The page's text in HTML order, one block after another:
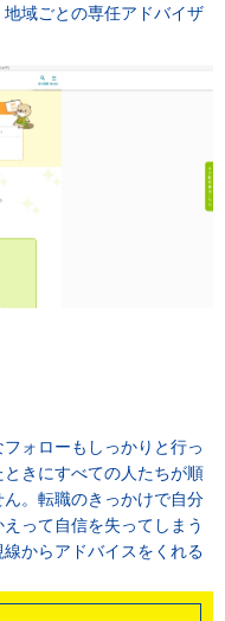
域ごとの専任アドバイザ
ォローもしっかりと行っ
きにすべての人たちが順
。転職のきっかけで自分
って自信を失ってしまう
からアドバイスをくれる